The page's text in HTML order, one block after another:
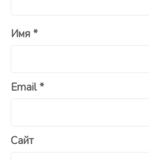
Имя *
Email*
Сайт